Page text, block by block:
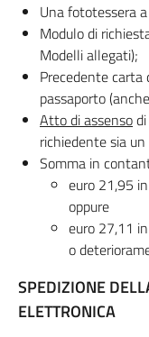
Una fototessera
Modulo di
Modelli allegati);
Precedente carta
passaporto
Atto di assenso
richiedente sia
Somma in
euro 21,95
oppure
euro 27,11
o
SPEDIZIONE
ELETTRONICA